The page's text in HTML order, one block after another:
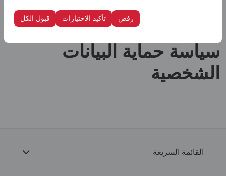
تجربتك على المنصة من خلال حفظ إعدادات واجهة المستخدم،
وتفضيلات اللغة، والإعدادات الأخرى.
رفض تأكيد الاختيارات قبول الكل
سياسة حماية البيانات الشخصية
سياسة حماية البيانات
الشخصية
القائمة السريعة